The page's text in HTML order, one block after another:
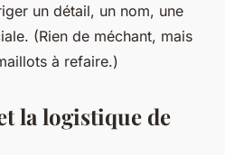
un détail, un nom, une
(Rien de méchant, mais
à refaire.)
la logistique de